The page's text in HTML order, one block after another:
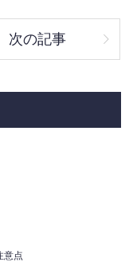
次の記事
意点